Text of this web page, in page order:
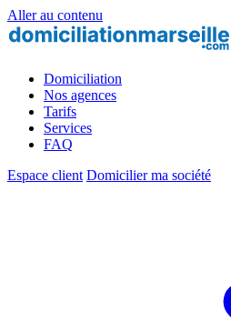
Aller au contenu
Domiciliation
Nos agences
Tarifs
Services
FAQ
Espace client Domicilier ma société